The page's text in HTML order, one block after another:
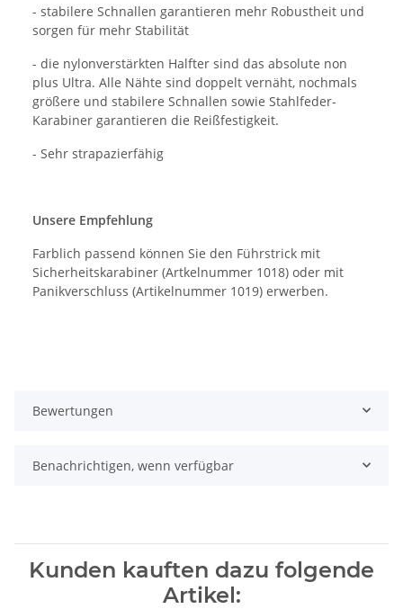
- stabilere Schnallen garantieren mehr Robustheit und
sorgen für mehr Stabilität
- die nylonverstärkten Halfter sind das absolute non
plus Ultra. Alle Nähte sind doppelt vernäht, nochmals
größere und stabilere Schnallen sowie Stahlfeder-
Karabiner garantieren die Reißfestigkeit.
- Sehr strapazierfähig
Unsere Empfehlung
Farblich passend können Sie den Führstrick mit
Sicherheitskarabiner (Artkelnummer 1018) oder mit
Panikverschluss (Artikelnummer 1019) erwerben.
Bewertungen
Benachrichtigen, wenn verfügbar
Kunden kauften dazu folgende
Artikel: